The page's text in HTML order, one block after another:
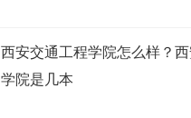
西安交通工程学院怎么样？
学院是几本